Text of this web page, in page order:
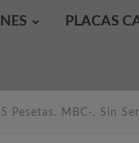
PLACAS
Pesetas. MBC-. Sin